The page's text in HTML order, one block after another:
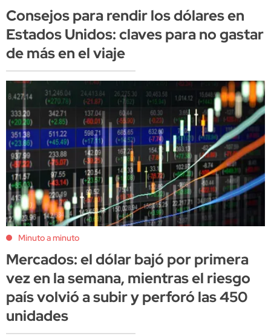
Consejos para rendir los dólares en
Estados Unidos: claves para no gastar
de más en el viaje
Minuto a minuto
Mercados: el dólar bajó por primera
vez en la semana, mientras el riesgo
país volvió a subir y perforó las 450
unidades